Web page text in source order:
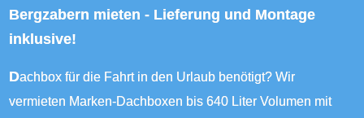
Bergzabern mieten - Lieferung und Montage
inklusive!
Dachbox für die Fahrt in den Urlaub benötigt? Wir
vermieten Marken-Dachboxen bis 640 Liter Volumen mit